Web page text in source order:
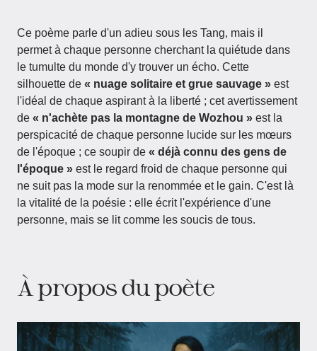
Ce poème parle d'un adieu sous les Tang, mais il
permet à chaque personne cherchant la quiétude dans
le tumulte du monde d'y trouver un écho. Cette
silhouette de « nuage solitaire et grue sauvage » est
l'idéal de chaque aspirant à la liberté ; cet avertissement
de « n'achète pas la montagne de Wozhou » est la
perspicacité de chaque personne lucide sur les mœurs
de l'époque ; ce soupir de « déjà connu des gens de
l'époque » est le regard froid de chaque personne qui
ne suit pas la mode sur la renommée et le gain. C'est là
la vitalité de la poésie : elle écrit l'expérience d'une
personne, mais se lit comme les soucis de tous.
À propos du poète